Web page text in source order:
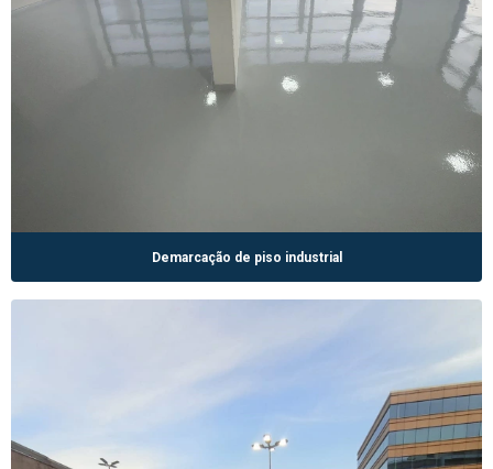
Demarcação de piso industrial